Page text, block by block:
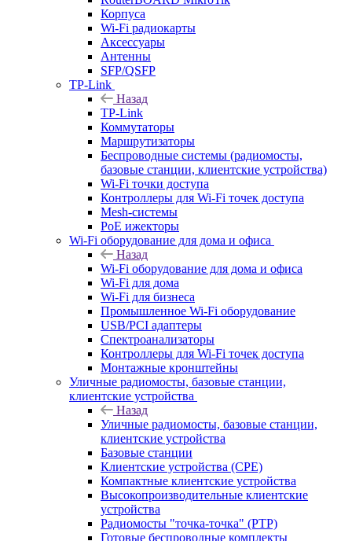
Корпуса
Wi-Fi радиокарты
Аксессуары
Антенны
SFP/QSFP
TP-Link
Назад
TP-Link
Коммутаторы
Маршрутизаторы
Беспроводные системы (радиомосты,
базовые станции, клиентские устройства)
Wi-Fi точки доступа
Контроллеры для Wi-Fi точек доступа
Mesh-системы
PoE ижекторы
Wi-Fi оборудование для дома и офиса
Назад
Wi-Fi оборудование для дома и офиса
Wi-Fi для дома
Wi-Fi для бизнеса
Промышленное Wi-Fi оборудование
USB/PCI адаптеры
Cпектроанализаторы
Контроллеры для Wi-Fi точек доступа
Монтажные кронштейны
Уличные радиомосты, базовые станции,
клиентские устройства
Назад
Уличные радиомосты, базовые станции,
клиентские устройства
Базовые станции
Клиентские устройства (CPE)
Компактные клиентские устройства
Высокопроизводительные клиентские
устройства
Радиомосты "точка-точка" (PTP)
Готовые беспроводные комплекты